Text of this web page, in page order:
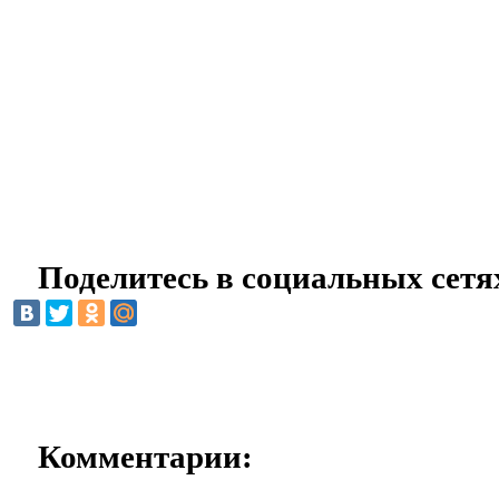
Поделитесь в социальных
Комментарии: